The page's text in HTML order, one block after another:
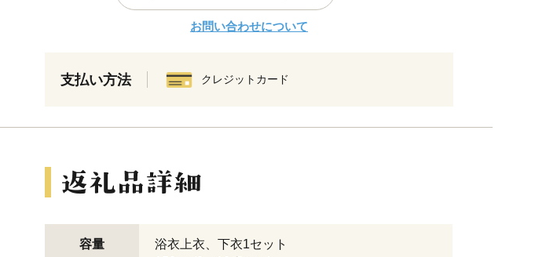
お問い合わせについて
支払い方法 クレジットカード
容量
浴衣上衣、下衣1セット